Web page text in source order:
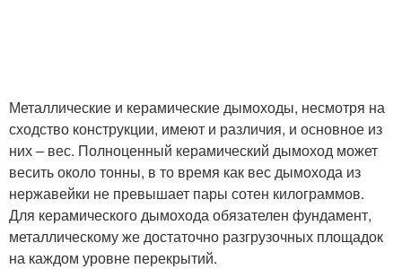
Металлические и керамические дымоходы, несмотря на
сходство конструкции, имеют и различия, и основное из
них – вес. Полноценный керамический дымоход может
весить около тонны, в то время как вес дымохода из
нержавейки не превышает пары сотен килограммов.
Для керамического дымохода обязателен фундамент,
металлическому же достаточно разгрузочных площадок
на каждом уровне перекрытий.